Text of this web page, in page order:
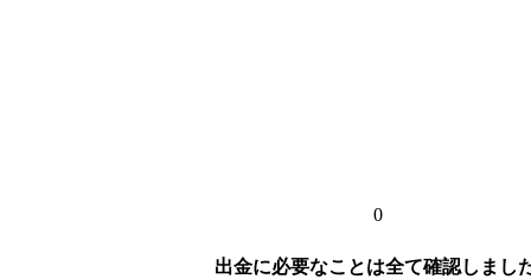
0
出金に必要なことは全て確認しまし